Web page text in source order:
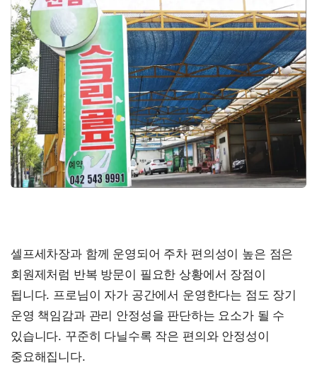
셀프세차장과 함께 운영되어 주차 편의성이 높은 점은
회원제처럼 반복 방문이 필요한 상황에서 장점이
됩니다. 프로님이 자가 공간에서 운영한다는 점도 장기
운영 책임감과 관리 안정성을 판단하는 요소가 될 수
있습니다. 꾸준히 다닐수록 작은 편의와 안정성이
중요해집니다.